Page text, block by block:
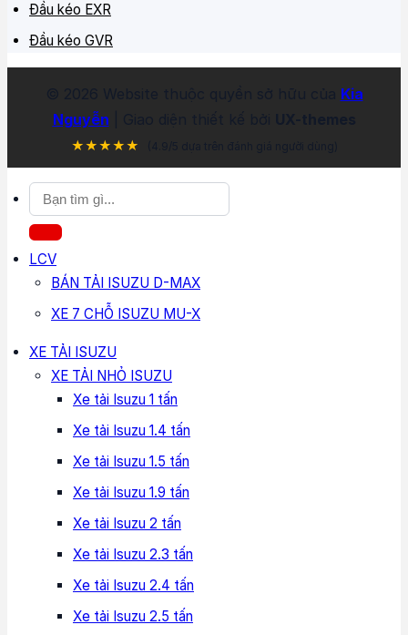
Đầu kéo EXR
Đầu kéo GVR
© 2026 Website thuộc quyền sở hữu của Kia
Nguyễn | Giao diện thiết kế bởi UX-themes
★★★★★ (4.9/5 dựa trên đánh giá người dùng)
Tìm
kiếm:
LCV
BÁN TẢI ISUZU D-MAX
XE 7 CHỖ ISUZU MU-X
XE TẢI ISUZU
XE TẢI NHỎ ISUZU
Xe tải Isuzu 1 tấn
Xe tải Isuzu 1.4 tấn
Xe tải Isuzu 1.5 tấn
Xe tải Isuzu 1.9 tấn
Xe tải Isuzu 2 tấn
Xe tải Isuzu 2.3 tấn
Xe tải Isuzu 2.4 tấn
Xe tải Isuzu 2.5 tấn